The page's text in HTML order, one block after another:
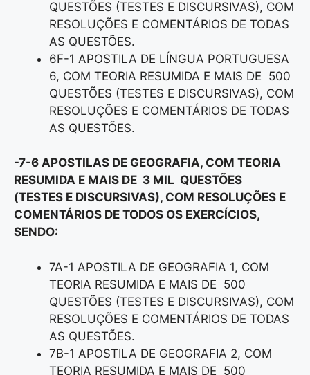
QUESTÕES (TESTES E DISCURSIVAS), COM
RESOLUÇÕES E COMENTÁRIOS DE TODAS
AS QUESTÕES.
6F-1 APOSTILA DE LÍNGUA PORTUGUESA
6, COM TEORIA RESUMIDA E MAIS DE 500
QUESTÕES (TESTES E DISCURSIVAS), COM
RESOLUÇÕES E COMENTÁRIOS DE TODAS
AS QUESTÕES.
-7-6 APOSTILAS DE GEOGRAFIA, COM TEORIA
RESUMIDA E MAIS DE 3 MIL QUESTÕES
(TESTES E DISCURSIVAS), COM RESOLUÇÕES E
COMENTÁRIOS DE TODOS OS EXERCÍCIOS,
SENDO:
7A-1 APOSTILA DE GEOGRAFIA 1, COM
TEORIA RESUMIDA E MAIS DE 500
QUESTÕES (TESTES E DISCURSIVAS), COM
RESOLUÇÕES E COMENTÁRIOS DE TODAS
AS QUESTÕES.
7B-1 APOSTILA DE GEOGRAFIA 2, COM
TEORIA RESUMIDA E MAIS DE 500